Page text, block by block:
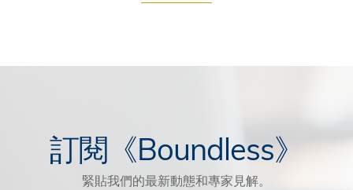
訂閱《Boundless》
緊貼我們的最新動態和專家見解。